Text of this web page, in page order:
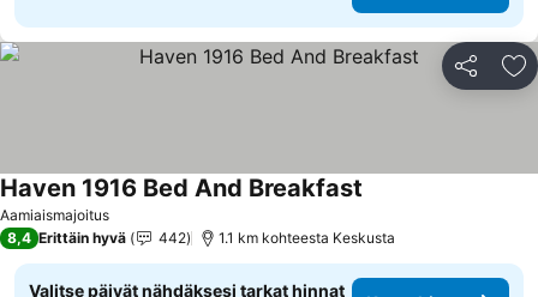
Jaa
Aamiaismajoitus
Haven 1916 Bed And Breakfast
8,4 Erittäin hyvä 442 1.1 km kohteesta Keskusta
Valitse päivät nähdäksesi tarkat hinnat